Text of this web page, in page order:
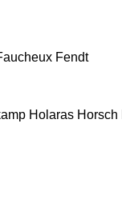
Fendt
Holaras Horsch